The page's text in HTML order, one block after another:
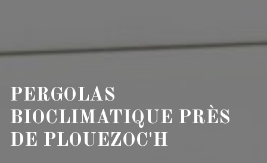
PERGOLAS
BIOCLIMATIQUE PRÈS
DE PLOUEZOC'H